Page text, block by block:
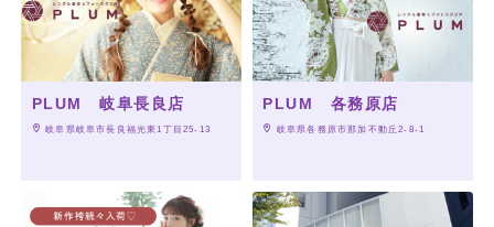
PLUM 岐阜長良店
岐阜県岐阜市長良福光東1丁目25-13
PLUM 各務原店
岐阜県各務原市那加不動丘2-8-1